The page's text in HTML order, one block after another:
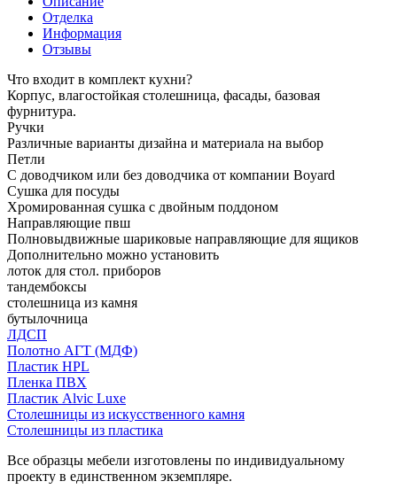
Отделка
Информация
Отзывы
Что входит в комплект кухни?
Корпус, влагостойкая столешница, фасады, базовая
фурнитура.
Ручки
Различные варианты дизайна и материала на выбор
Петли
С доводчиком или без доводчика от компании Boyard
Сушка для посуды
Хромированная сушка с двойным поддоном
Направляющие пвш
Полновыдвижные шариковые направляющие для ящиков
Дополнительно можно установить
лоток для стол. приборов
тандембоксы
столешница из камня
бутылочница
ЛДСП
Полотно АГТ (МДФ)
Пластик HPL
Пленка ПВХ
Пластик Alvic Luxe
Столешницы из искусственного камня
Столешницы из пластика
Все образцы мебели изготовлены по индивидуальному
проекту в единственном экземпляре.